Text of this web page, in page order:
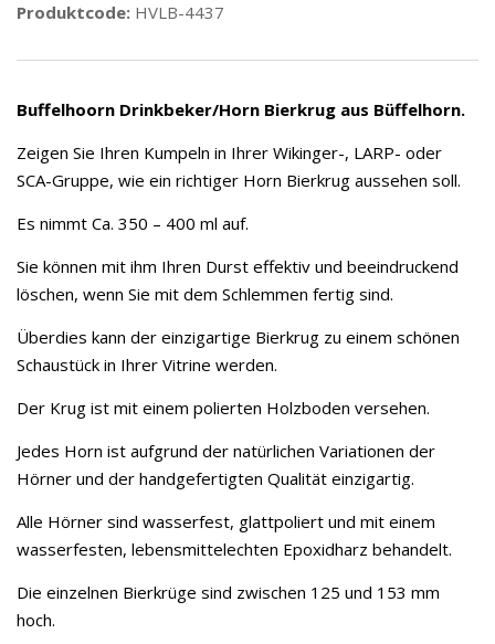
Produktcode: HVLB-4437
Buffelhoorn Drinkbeker/Horn Bierkrug aus Büffelhorn.
Zeigen Sie Ihren Kumpeln in Ihrer Wikinger-, LARP- oder
SCA-Gruppe, wie ein richtiger Horn Bierkrug aussehen soll.
Es nimmt Ca. 350 – 400 ml auf.
Sie können mit ihm Ihren Durst effektiv und beeindruckend
löschen, wenn Sie mit dem Schlemmen fertig sind.
Überdies kann der einzigartige Bierkrug zu einem schönen
Schaustück in Ihrer Vitrine werden.
Der Krug ist mit einem polierten Holzboden versehen.
Jedes Horn ist aufgrund der natürlichen Variationen der
Hörner und der handgefertigten Qualität einzigartig.
Alle Hörner sind wasserfest, glattpoliert und mit einem
wasserfesten, lebensmittelechten Epoxidharz behandelt.
Die einzelnen Bierkrüge sind zwischen 125 und 153 mm
hoch.